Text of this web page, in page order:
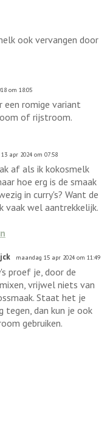
ook vervangen door
om 18:05
een romige variant
of rijstroom.
apr 2024 om 07:58
af als ik kokosmelk
hoe erg is de smaak
in curry's? Want de
vaak wel aantrekkelijk.
maandag 15 apr 2024 om 11:49
proef je, door de
vrijwel niets van
Staat het je
tegen, dan kun je ook
gebruiken.